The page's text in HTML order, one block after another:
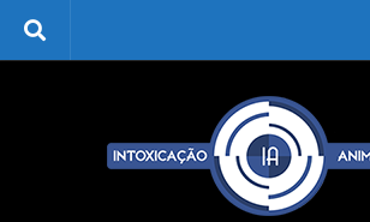
Skip to content